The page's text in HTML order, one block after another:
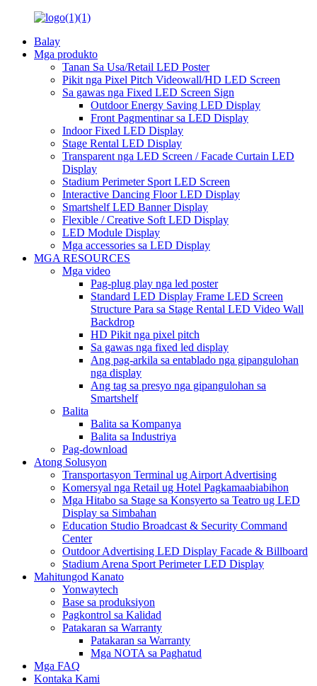
Balay
Mga produkto
Tanan Sa Usa/Retail LED Poster
Pikit nga Pixel Pitch Videowall/HD LED Screen
Sa gawas nga Fixed LED Screen Sign
Outdoor Energy Saving LED Display
Front Pagmentinar sa LED Display
Indoor Fixed LED Display
Stage Rental LED Display
Transparent nga LED Screen / Facade Curtain LED
Display
Stadium Perimeter Sport LED Screen
Interactive Dancing Floor LED Display
Smartshelf LED Banner Display
Flexible / Creative Soft LED Display
LED Module Display
Mga accessories sa LED Display
MGA RESOURCES
Mga video
Pag-plug play nga led poster
Standard LED Display Frame LED Screen
Structure Para sa Stage Rental LED Video Wall
Backdrop
HD Pikit nga pixel pitch
Sa gawas nga fixed led display
Ang pag-arkila sa entablado nga gipangulohan
nga display
Ang tag sa presyo nga gipangulohan sa
Smartshelf
Balita
Balita sa Kompanya
Balita sa Industriya
Pag-download
Atong Solusyon
Transportasyon Terminal ug Airport Advertising
Komersyal nga Retail ug Hotel Pagkamaabiabihon
Mga Hitabo sa Stage sa Konsyerto sa Teatro ug LED
Display sa Simbahan
Education Studio Broadcast & Security Command
Center
Outdoor Advertising LED Display Facade & Billboard
Stadium Arena Sport Perimeter LED Display
Mahitungod Kanato
Yonwaytech
Base sa produksiyon
Pagkontrol sa Kalidad
Patakaran sa Warranty
Patakaran sa Warranty
Mga NOTA sa Paghatud
Mga FAQ
Kontaka Kami